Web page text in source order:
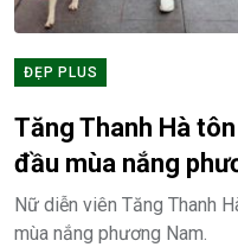
ĐẸP PLUS
Tăng Thanh Hà
đầu mùa nắng
Nữ diễn viên Tăng Thanh
mùa nắng phương Nam.